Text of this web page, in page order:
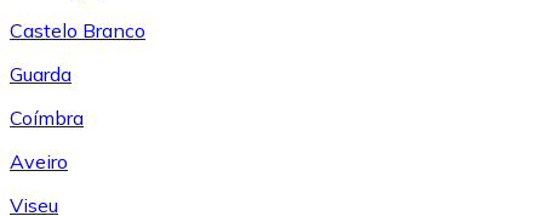
Castelo Branco
Guarda
Coímbra
Aveiro
Viseu